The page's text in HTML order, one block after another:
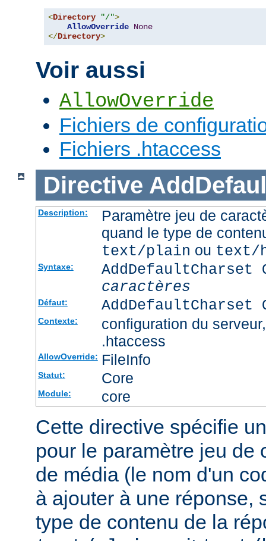
<Directory "/">
AllowOverride None
</Directory>
Voir aussi
AllowOverride
Fichiers de
Fichiers .htaccess
Directive
Description:
Paramètre jeu de
quand le type de
text/plain ou text/
Syntaxe:
AddDefaultCharset
caractères
Défaut: AddDefaultCharset
Contexte:
configuration du
.htaccess
AllowOverride: FileInfo
Statut: Core
Module: core
Cette directive spécifie
pour le paramètre jeu de
de média (le nom d'un
à ajouter à une réponse,
type de contenu de la